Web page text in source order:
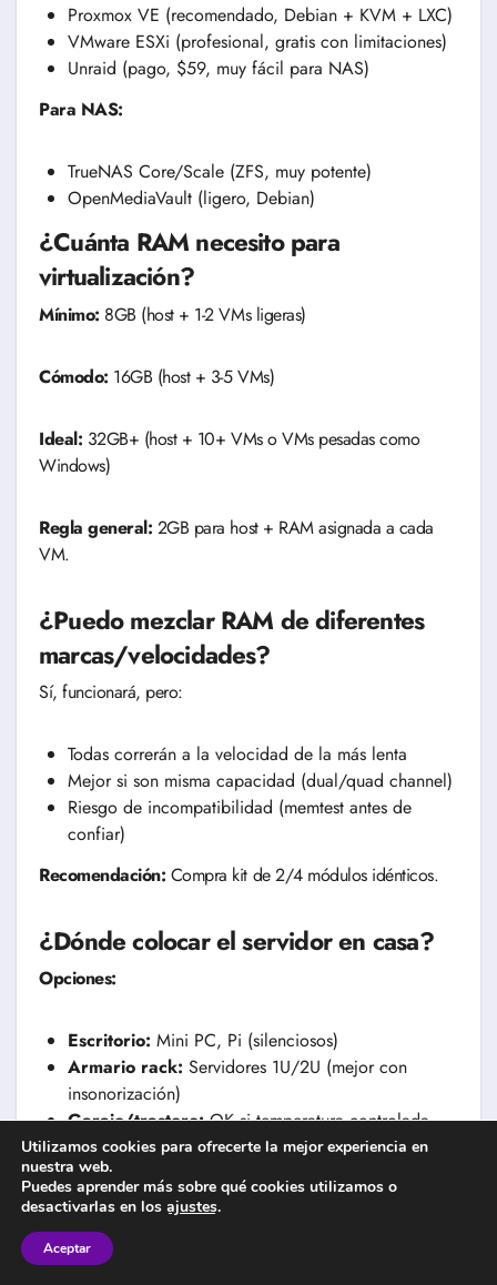
Proxmox VE (recomendado, Debian + KVM + LXC)
VMware ESXi (profesional, gratis con limitaciones)
Unraid (pago, $59, muy fácil para NAS)
Para NAS:
TrueNAS Core/Scale (ZFS, muy potente)
OpenMediaVault (ligero, Debian)
¿Cuánta RAM necesito para
virtualización?
Mínimo: 8GB (host + 1-2 VMs ligeras)
Cómodo: 16GB (host + 3-5 VMs)
Ideal: 32GB+ (host + 10+ VMs o VMs pesadas como
Windows)
Regla general: 2GB para host + RAM asignada a cada
VM.
¿Puedo mezclar RAM de diferentes
marcas/velocidades?
Sí, funcionará, pero:
Todas correrán a la velocidad de la más lenta
Mejor si son misma capacidad (dual/quad channel)
Riesgo de incompatibilidad (memtest antes de
confiar)
Recomendación: Compra kit de 2/4 módulos idénticos.
¿Dónde colocar el servidor en casa?
Opciones:
Escritorio: Mini PC, Pi (silenciosos)
Armario rack: Servidores 1U/2U (mejor con
insonorización)
Garaje/trastero:OK si temperatura controlada
(10-30°C)
❌ Evitar:
Luz directa sol, humedad, polvo excesivo
Ventilación:Espacio 10cm alrededor para airflow.
Utilizamos cookies para ofrecerte la mejor experiencia en
nuestra web.
Puedes aprender más sobre qué cookies utilizamos o
desactivarlas en los ajustes.
Aceptar